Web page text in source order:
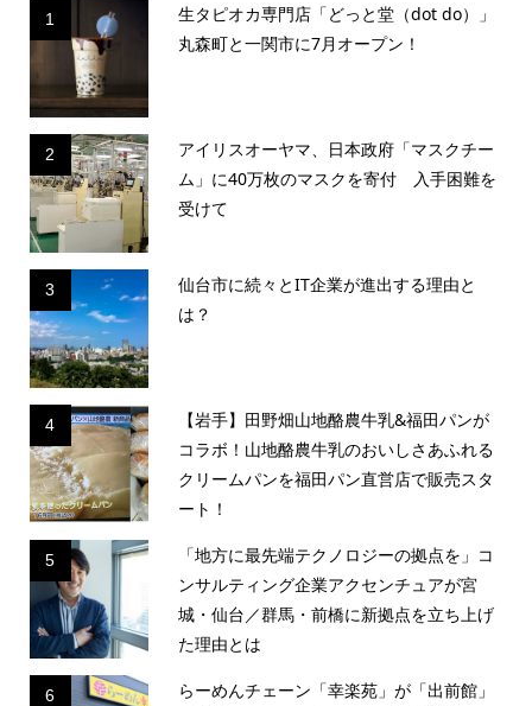
1
生タピオカ専門店「どっと堂（dot do）」
丸森町と一関市に7月オープン！
2
アイリスオーヤマ、日本政府「マスクチー
ム」に40万枚のマスクを寄付 入手困難を
受けて
3
仙台市に続々とIT企業が進出する理由と
は？
4
【岩手】田野畑山地酪農牛乳&福田パンが
コラボ！山地酪農牛乳のおいしさあふれる
クリームパンを福田パン直営店で販売スタ
ート！
5
「地方に最先端テクノロジーの拠点を」コ
ンサルティング企業アクセンチュアが宮
城・仙台／群馬・前橋に新拠点を立ち上げ
た理由とは
6
らーめんチェーン「幸楽苑」が「出前館」